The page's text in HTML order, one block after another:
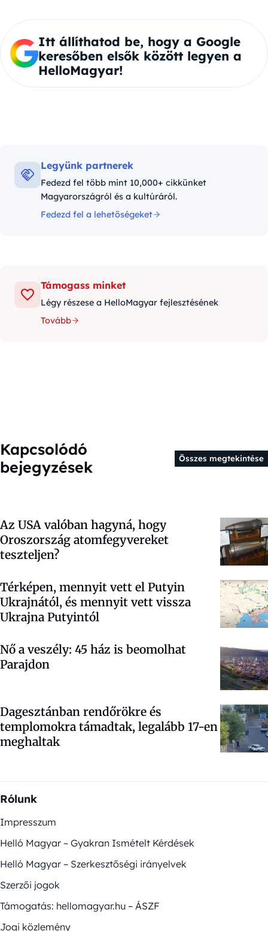
Itt állíthatod be, hogy a Google
keresőben elsők között legyen a
HelloMagyar!
Legyünk partnerek
Fedezd fel több mint 10,000+ cikkünket
Magyarországról és a kultúráról.
Fedezd fel a lehetőségeket
Támogass minket
Légy részese a HelloMagyar fejlesztésének
Tovább
Kapcsolódó
bejegyzések
Összes megtekintése
Az USA valóban hagyná, hogy
Oroszország atomfegyvereket
teszteljen?
Térképen, mennyit vett el Putyin
Ukrajnától, és mennyit vett vissza
Ukrajna Putyintól
Nő a veszély: 45 ház is beomolhat
Parajdon
Dagesztánban rendőrökre és
templomokra támadtak, legalább 17-en
meghaltak
Rólunk
Impresszum
Helló Magyar – Gyakran Ismételt Kérdések
Helló Magyar – Szerkesztőségi irányelvek
Szerzői jogok
Támogatás: hellomagyar.hu – ÁSZF
Jogi közlemény